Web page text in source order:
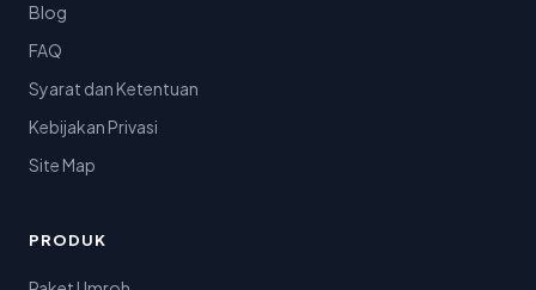
Blog
FAQ
Syarat dan Ketentuan
Kebijakan Privasi
Site Map
PRODUK